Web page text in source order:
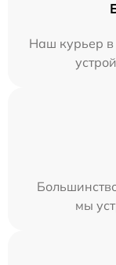
Наш курьер в
мы